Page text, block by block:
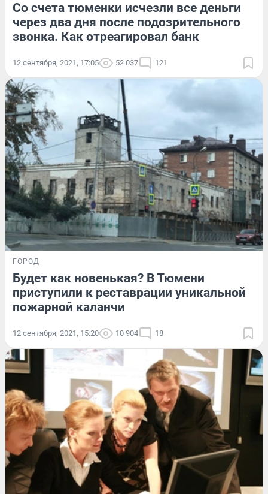
Со счета тюменки исчезли все деньги
через два дня после подозрительного
звонка. Как отреагировал банк
12 сентября, 2021, 17:05 52 037 121
ГОРОД
Будет как новенькая? В Тюмени
приступили к реставрации уникальной
пожарной каланчи
12 сентября, 2021, 15:20 10 904 18